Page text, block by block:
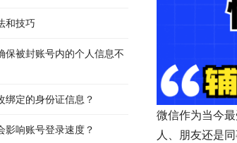
微信作为当今
人、朋友还是
和技巧
保被封账号内的个人信息不
绑定的身份证信息？
影响账号登录速度？